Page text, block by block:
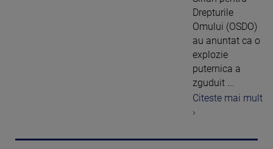
Drepturile
Omului (OSDO)
au anuntat ca o
explozie
puternica a
zguduit ...
Citeste mai mult
›